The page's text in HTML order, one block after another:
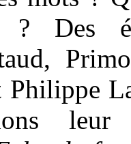
? Des
Philippe
leur